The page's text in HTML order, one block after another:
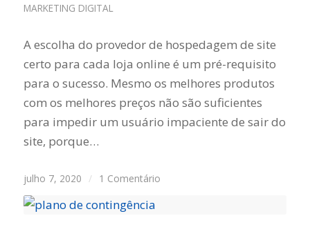
MARKETING DIGITAL
A escolha do provedor de hospedagem de site
certo para cada loja online é um pré-requisito
para o sucesso. Mesmo os melhores produtos
com os melhores preços não são suficientes
para impedir um usuário impaciente de sair do
site, porque…
julho 7, 2020 / 1 Comentário